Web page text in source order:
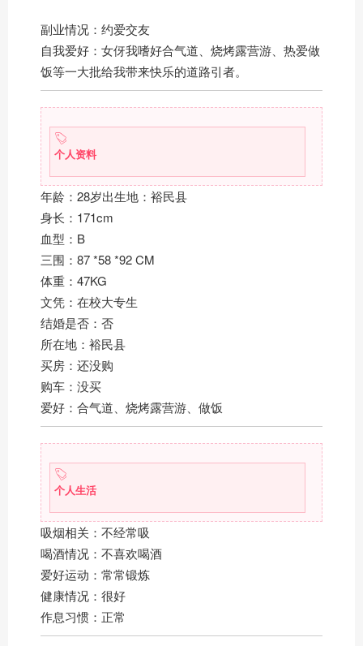
副业情况：约爱交友
自我爱好：女伢我嗜好合气道、烧烤露营游、热爱做
饭等一大批给我带来快乐的道路引者。
个人资料
年龄：28岁出生地：裕民县
身长：171cm
血型：B
三围：87 *58 *92 CM
体重：47KG
文凭：在校大专生
结婚是否：否
所在地：裕民县
买房：还没购
购车：没买
爱好：合气道、烧烤露营游、做饭
个人生活
吸烟相关：不经常吸
喝酒情况：不喜欢喝酒
爱好运动：常常锻炼
健康情况：很好
作息习惯：正常